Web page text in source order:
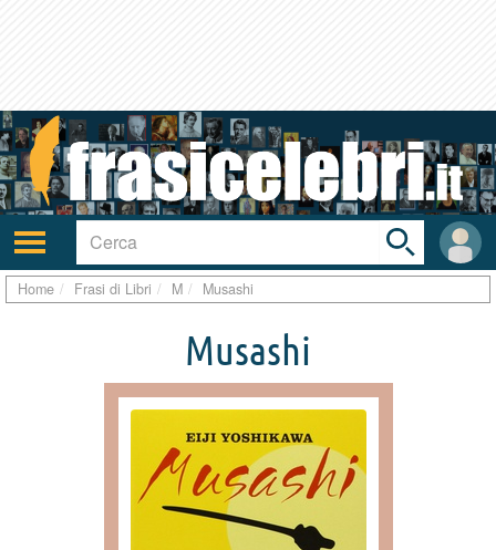
Attiva/disattiva
navigazione
User
area
Toggle
search
bar
Home Frasi di Libri M Musashi
Musashi